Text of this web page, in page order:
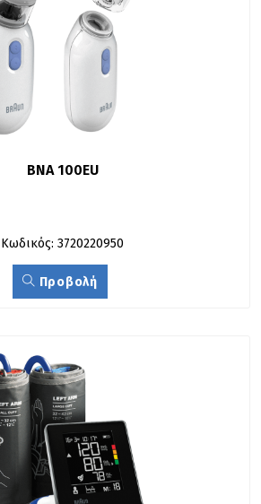
BNA 100EU
Κωδικός: 3720220950
Προβολή